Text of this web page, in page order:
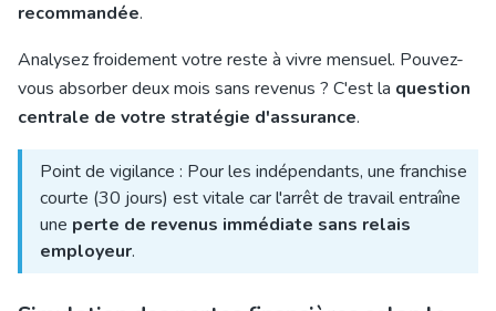
recommandée.
Analysez froidement votre reste à vivre mensuel. Pouvez-
vous absorber deux mois sans revenus ? C'est la question
centrale de votre stratégie d'assurance.
Point de vigilance : Pour les indépendants, une franchise
courte (30 jours) est vitale car l'arrêt de travail entraîne
une perte de revenus immédiate sans relais
employeur.